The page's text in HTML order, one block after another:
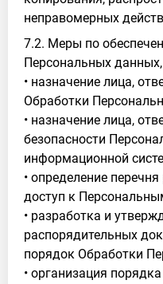
неправомерных
7.2. Меры по
Персональных
• назначение лица,
Обработки
• назначение лица,
безопасности
информационной
• определение
доступ к
• разработка и
распорядительных
порядок Обработки
• организация